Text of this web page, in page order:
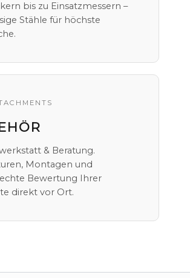
bis zu Einsatzmessern –
Stähle für höchste
& Beratung.
Montagen und
Bewertung Ihrer
direkt vor Ort.